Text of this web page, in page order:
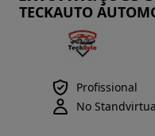
TECKAUTO
Profissional
No